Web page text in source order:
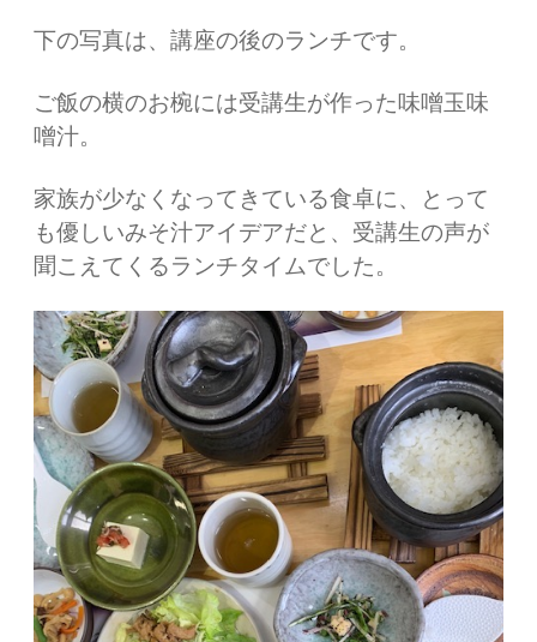
下の写真は、講座の後のランチです。
ご飯の横のお椀には受講生が作った味噌玉味
噌汁。
家族が少なくなってきている食卓に、とって
も優しいみそ汁アイデアだと、受講生の声が
聞こえてくるランチタイムでした。